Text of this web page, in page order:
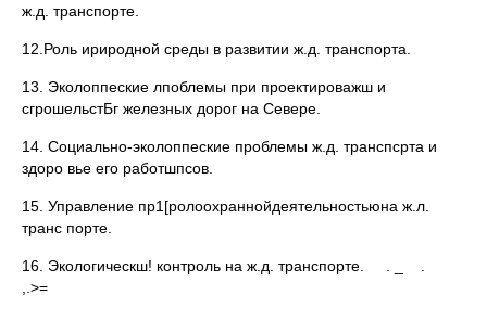
ж.д. транспорте.
12.Роль ириродной среды в развитии ж.д. транспорта.
13. Эколоппеские лпоблемы при проектироважш и
сгрошельстБг железных дорог на Севере.
14. Социально-эколоппеские проблемы ж.д. транспсрта и
здоро вье его работшпсов.
15. Управление пр1[ролоохраннойдеятельностьюна ж.л.
транс порте.
16. Экологическш! контроль на ж.д. транспорте. . _ .
,.>=